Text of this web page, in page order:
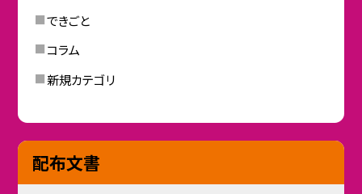
できごと
コラム
新規カテゴリ
配布文書